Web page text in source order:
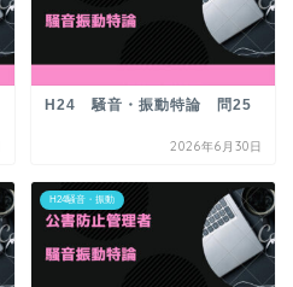
H24 騒音・振動特論 問25
2026年6月30日
H24騒音・振動